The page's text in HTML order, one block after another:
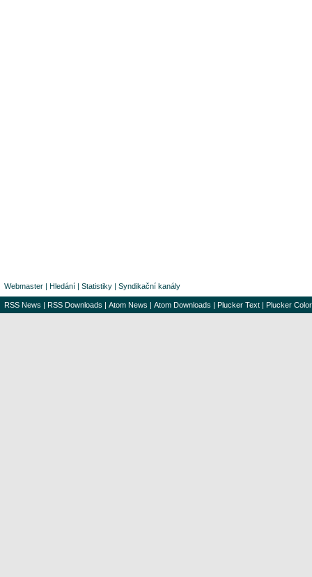
Webmaster | Hledání | Statistiky | Syndikační kanály
RSS News | RSS Downloads | Atom News | Atom Downloads | Plucker Text | Plucker Color